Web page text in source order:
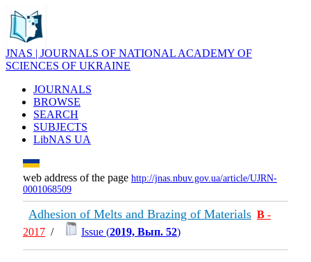
JNAS | JOURNALS OF NATIONAL ACADEMY OF
SCIENCES OF UKRAINE
JOURNALS
BROWSE
SEARCH
SUBJECTS
LibNAS UA
web address of the page http://jnas.nbuv.gov.ua/article/UJRN-
0001068509
Adhesion of Melts and Brazing of Materials В -
2017 / Issue (2019, Вып. 52)